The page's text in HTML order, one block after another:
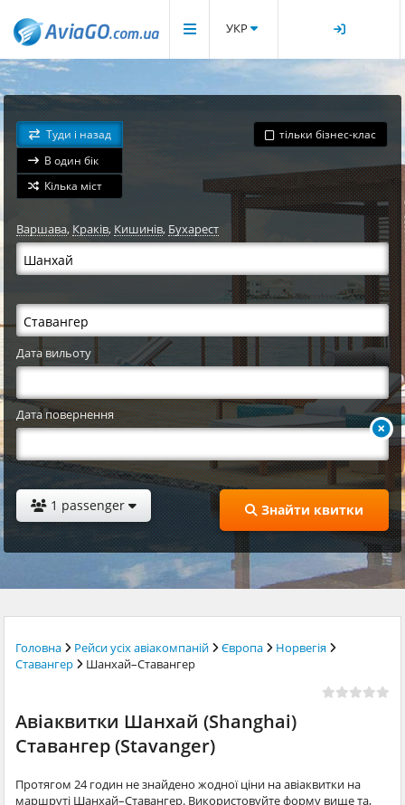
УКР
Туди і назад
В один бік
Кілька міст
тільки бізнес-клас
Варшава,Краків, Кишинів, Бухарест
Дата вильоту
Дата повернення
1 passenger Знайти квитки
Головна Рейси усіх авіакомпаній Європа
Норвегія
Ставангер
Шанхай–Ставангер
Авіаквитки Шанхай (Shanghai)
Ставангер (Stavanger)
Протягом 24 годин не знайдено жодної ціни на авіаквитки на
маршруті Шанхай–Ставангер. Використовуйте форму вище та,